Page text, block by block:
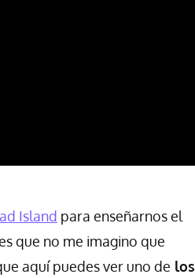
Island para enseñarnos el
que no me imagino que
aquí puedes ver uno de los